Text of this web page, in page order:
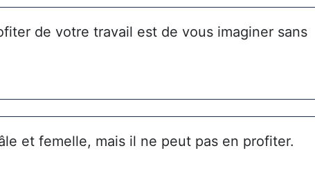
de votre travail est de vous imaginer sans
et femelle, mais il ne peut pas en profiter.